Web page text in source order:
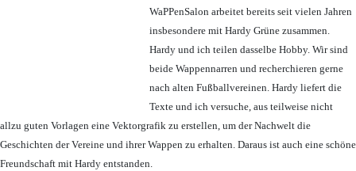
WaPPenSalon arbeitet bereits seit vielen Jahren
insbesondere mit Hardy Grüne zusammen.
Hardy und ich teilen dasselbe Hobby. Wir sind
beide Wappennarren und recherchieren gerne
nach alten Fußballvereinen. Hardy liefert die
Texte und ich versuche, aus teilweise nicht
allzu guten Vorlagen eine Vektorgrafik zu erstellen, um der Nachwelt die
Geschichten der Vereine und ihrer Wappen zu erhalten. Daraus ist auch eine schöne
Freundschaft mit Hardy entstanden.